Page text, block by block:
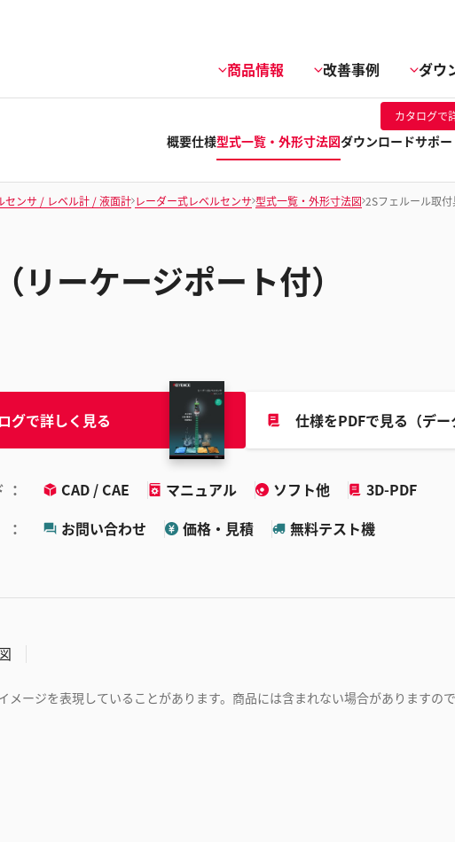
商品情報 改善事例 ダウ
カタログで
概要仕様型式一覧・外形寸法図ダウンロードサポー
センサ / レベル計 / 液面計 レーダー式レベルセンサ 型式一覧・外形寸法図 2Sフェルール取付
ーケージポート付）
グで詳しく見る 仕様をPDFで見る（デー
CAD / CAE マニュアル ソフト他
3D-PDF
お問い合わせ 価格・見積 無料テスト機
メージを表現していることがあります。商品には含まれない場合がありますので